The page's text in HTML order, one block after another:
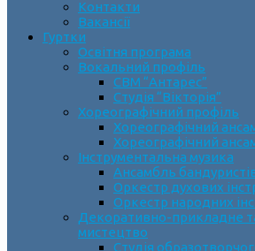
Контакти
Вакансії
Гуртки
Освітня програма
Вокальний профіль
СВМ “Антарес”
Студія “Вікторія”
Хореографічний профіль
Хореографічний
Хореографічний
Інструментальна музика
Ансамбль
Оркестр духових
Оркестр народних
Декоративно-прикладне
мистецтво
Cтудія